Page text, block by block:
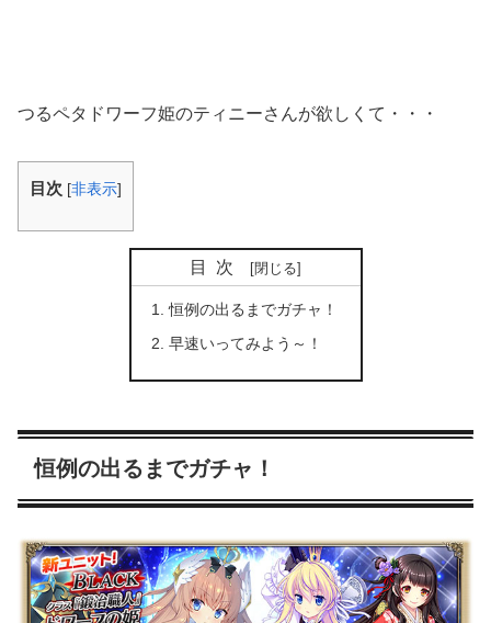
つるペタドワーフ姫のティニーさんが欲しくて・・・
目次 [非表示]
目次
恒例の出るまでガチャ！
早速いってみよう～！
恒例の出るまでガチャ！